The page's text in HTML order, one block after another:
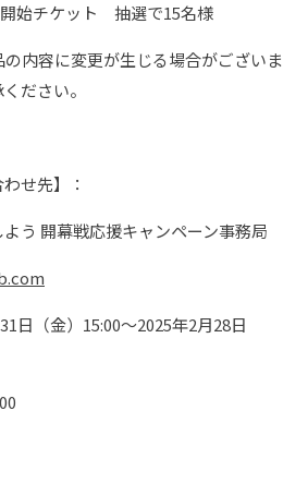
開始チケット 抽選で15名様
内容に変更が生じる場合がございま
ださい。
せ先】：
う 開幕戦応援キャンペーン事務局
日（金）15:00～2025年2月28日